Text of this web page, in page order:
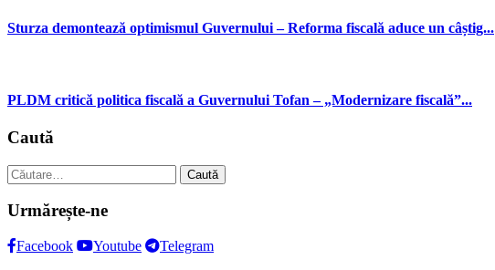
Sturza demontează optimismul Guvernului – Reforma fiscală aduce un câștig...
PLDM critică politica fiscală a Guvernului Tofan – „Modernizare fiscală”...
Caută
Caută
după:
Urmărește-ne
Facebook Youtube Telegram